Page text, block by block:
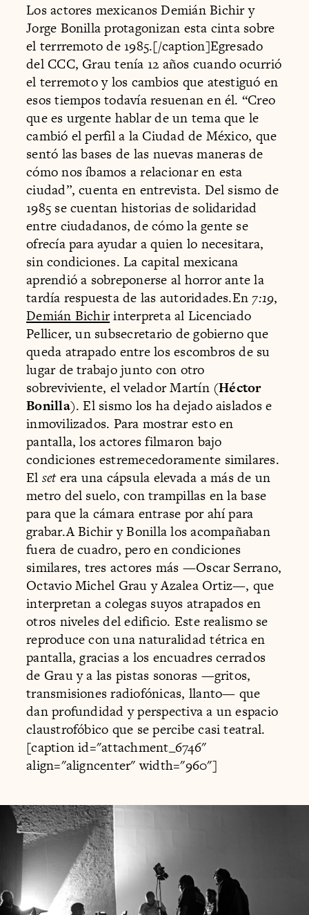
Los actores mexicanos Demián Bichir y
Jorge Bonilla protagonizan esta cinta sobre
el terrremoto de 1985.[/caption]Egresado
del CCC, Grau tenía 12 años cuando ocurrió
el terremoto y los cambios que atestiguó en
esos tiempos todavía resuenan en él. “Creo
que es urgente hablar de un tema que le
cambió el perfil a la Ciudad de México, que
sentó las bases de las nuevas maneras de
cómo nos íbamos a relacionar en esta
ciudad”, cuenta en entrevista. Del sismo de
1985 se cuentan historias de solidaridad
entre ciudadanos, de cómo la gente se
ofrecía para ayudar a quien lo necesitara,
sin condiciones. La capital mexicana
aprendió a sobreponerse al horror ante la
tardía respuesta de las autoridades.En 7:19,
Demián Bichirinterpreta al Licenciado
Pellicer, un subsecretario de gobierno que
queda atrapado entre los escombros de su
lugar de trabajo junto con otro
sobreviviente, el velador Martín (Héctor
Bonilla). El sismo los ha dejado aislados e
inmovilizados. Para mostrar esto en
pantalla, los actores filmaron bajo
condiciones estremecedoramente similares.
El setera una cápsula elevada a más de un
metro del suelo, con trampillas en la base
para que la cámara entrase por ahí para
grabar.A Bichir y Bonilla los acompañaban
fuera de cuadro, pero en condiciones
similares, tres actores más —Oscar Serrano,
Octavio Michel Grau y Azalea Ortiz—, que
interpretan a colegas suyos atrapados en
otros niveles del edificio. Este realismo se
reproduce con una naturalidad tétrica en
pantalla, gracias a los encuadres cerrados
de Grau y a las pistas sonoras —gritos,
transmisiones radiofónicas, llanto— que
dan profundidad y perspectiva a un espacio
claustrofóbico que se percibe casi teatral.
[caption id="attachment_6746"
align="aligncenter" width="960"]